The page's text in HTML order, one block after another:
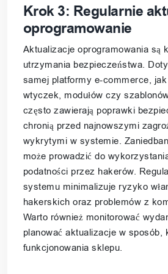
Krok 3: Regularnie
oprogramowanie
Aktualizacje oprogramowania są
utrzymania bezpieczeństwa.
samej platformy e-commerce,
wtyczek, modułów czy
często zawierają poprawki
chronią przed najnowszymi
wykrytymi w systemie.
może prowadzić do
podatności przez hakerów.
systemu minimalizuje ryzyko
hakerskich oraz problemów z
Warto również monitorować
planować aktualizacje w sposób,
funkcjonowania sklepu.